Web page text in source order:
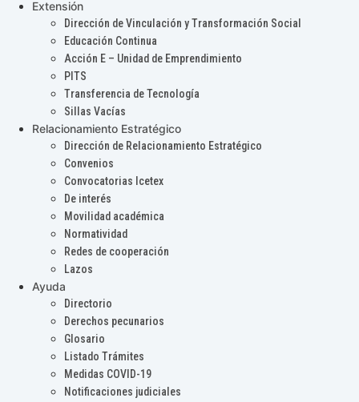
Extensión
Dirección de Vinculación y Transformación Social
Educación Continua
Acción E – Unidad de Emprendimiento
PITS
Transferencia de Tecnología
Sillas Vacías
Relacionamiento Estratégico
Dirección de Relacionamiento Estratégico
Convenios
Convocatorias Icetex
De interés
Movilidad académica
Normatividad
Redes de cooperación
Lazos
Ayuda
Directorio
Derechos pecunarios
Glosario
Listado Trámites
Medidas COVID-19
Notificaciones judiciales